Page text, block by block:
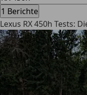
1 Berichte
Lexus RX 450h Tests: